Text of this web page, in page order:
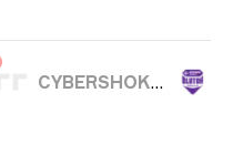
CYBERSHOKE Esports